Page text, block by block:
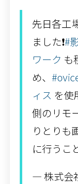
先日各工
ました❗️#
ワーク も
め、
ィス を使
側のリモ
りとりも
に行うこ
— 株式会